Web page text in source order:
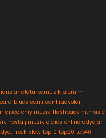
alaturkamüzik alemfm
blues canlı canlıradyolar
disco eniyimüzik flashback hitmusic
nostaljimüzik oldies onlineradyolar
rock slow top10 top20 top40